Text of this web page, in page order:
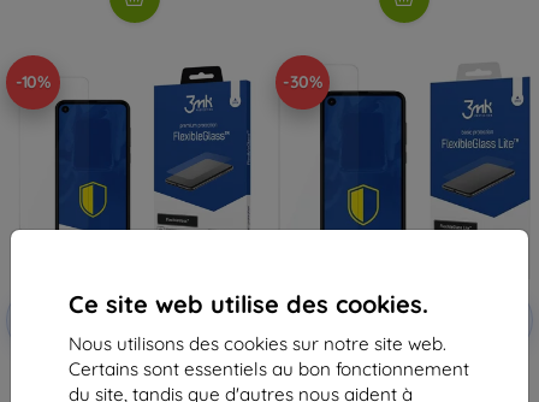
Ce site web utilise des cookies.
Nous utilisons des cookies sur notre site web.
Certains sont essentiels au bon fonctionnement
du site, tandis que d'autres nous aident à
-10%
Réduction
avec
coupon
EXTRA10
3MK FlexibleGlass Motorola One
Action Hybrid Glass
-30%
-10%
Réduction
avec
coupon
3MK FlexibleGlass Lite Motorola
One Action Hybrid Glass Lite